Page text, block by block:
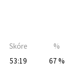
Skóre
%
53:19 67 %